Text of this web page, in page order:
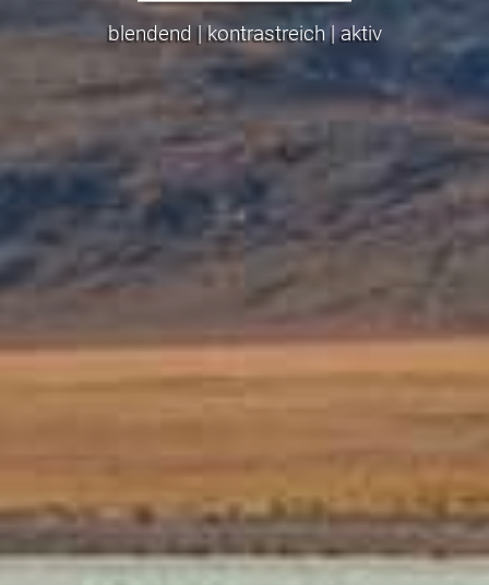
blendend | kontrastreich | aktiv